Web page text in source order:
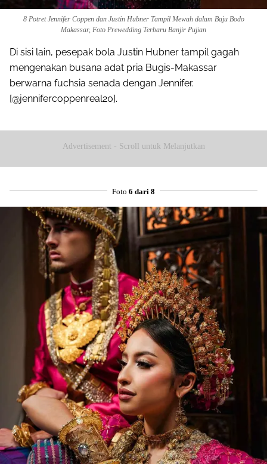
8 Potret Jennifer Coppen dan Justin Hubner Tampil Mewah dalam Baju Bodo
Makassar, Foto Prewedding Terbaru Banjir Pujian
Di sisi lain, pesepak bola Justin Hubner tampil gagah
mengenakan busana adat pria Bugis-Makassar
berwarna fuchsia senada dengan Jennifer.
[@jennifercoppenreal20].
Advertisement - Scroll untuk Melanjutkan
Foto 6 dari 8
Share to others
Pinterest
Mail